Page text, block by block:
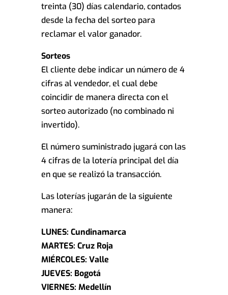
treinta (30) días calendario, contados
desde la fecha del sorteo para
reclamar el valor ganador.
Sorteos
El cliente debe indicar un número de 4
cifras al vendedor, el cual debe
coincidir de manera directa con el
sorteo autorizado (no combinado ni
invertido).
El número suministrado jugará con las
4 cifras de la lotería principal del día
en que se realizó la transacción.
Las loterías jugarán de la siguiente
manera:
LUNES: Cundinamarca
MARTES: Cruz Roja
MIÉRCOLES: Valle
JUEVES: Bogotá
VIERNES: Medellín